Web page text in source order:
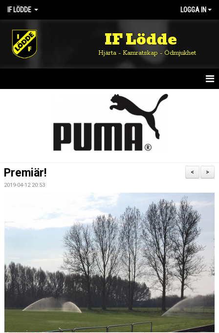
IF LÖDDE LOGGA IN
IF Lödde
Hjärta - Kamratskap - Ödmjukhet
MATCHER
MEDLEMSFÖRMÅNER
>
<
Premiär!
2019-04-12 20:53